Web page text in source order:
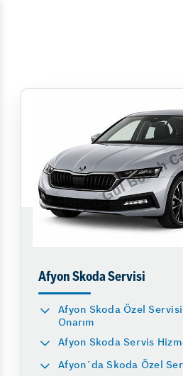
Afyon Skoda Servisi
Afyon Skoda Özel
Onarım
Afyon Skoda Servis
Afyon´da Skoda Özel